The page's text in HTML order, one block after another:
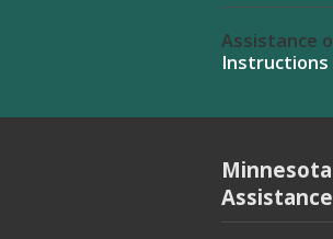
Assistance
Instructions